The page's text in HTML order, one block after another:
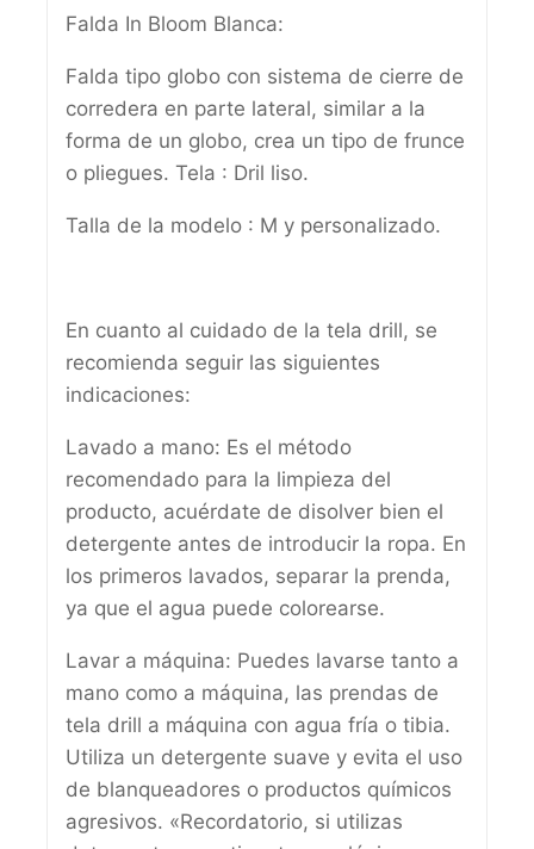
Falda In Bloom Blanca:
Falda tipo globo con sistema de cierre de
corredera en parte lateral, similar a la
forma de un globo, crea un tipo de frunce
o pliegues. Tela : Dril liso.
Talla de la modelo : M y personalizado.
En cuanto al cuidado de la tela drill, se
recomienda seguir las siguientes
indicaciones:
Lavado a mano: Es el método
recomendado para la limpieza del
producto, acuérdate de disolver bien el
detergente antes de introducir la ropa. En
los primeros lavados, separar la prenda,
ya que el agua puede colorearse.
Lavar a máquina: Puedes lavarse tanto a
mano como a máquina, las prendas de
tela drill a máquina con agua fría o tibia.
Utiliza un detergente suave y evita el uso
de blanqueadores o productos químicos
agresivos. «Recordatorio, si utilizas